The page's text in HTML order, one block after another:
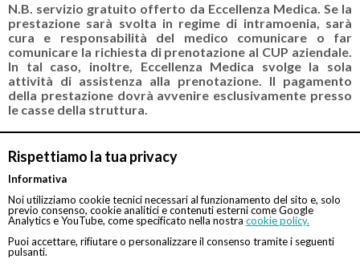
Rispettiamo la tua privacy
Informativa
Noi utilizziamo cookie tecnici necessari al funzionamento del sito e, solo
previo consenso, cookie analitici e contenuti esterni come Google
Analytics e YouTube, come specificato nella nostra cookie policy.
Puoi accettare, rifiutare o personalizzare il consenso tramite i seguenti
pulsanti.
N.B. servizio gratuito offerto da Eccellenza Medica. Se la
prestazione sarà svolta in regime di intramoenia, sarà
cura e responsabilità del medico comunicare o far
comunicare la richiesta di prenotazione al CUP aziendale.
In tal caso, inoltre, Eccellenza Medica svolge la sola
attività di assistenza alla prenotazione. Il pagamento
della prestazione dovrà avvenire esclusivamente presso
le casse della struttura.
Convenzionato con
Tutte le assicurazioni, fondi e casse* Indiretta
stipulate con il rispettivo ente